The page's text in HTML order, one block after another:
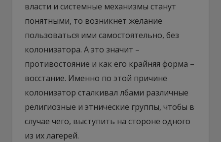
власти и системные механизмы станут
понятными, то возникнет желание
пользоваться ими самостоятельно, без
колонизатора. А это значит –
противостояние и как его крайняя форма –
восстание. Именно по этой причине
колонизатор сталкивал лбами различные
религиозные и этнические группы, чтобы в
случае чего, выступить на стороне одного
из их лагерей.